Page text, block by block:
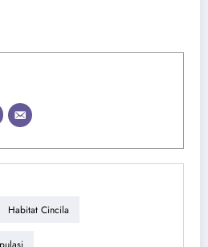
Habitat Cincila